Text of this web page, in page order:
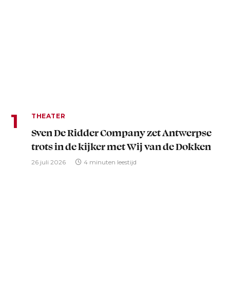
THEATER
Sven De Ridder Company zet Antwerpse
trots in de kijker met Wij van de Dokken
26 juli 2026 4 minuten leestijd